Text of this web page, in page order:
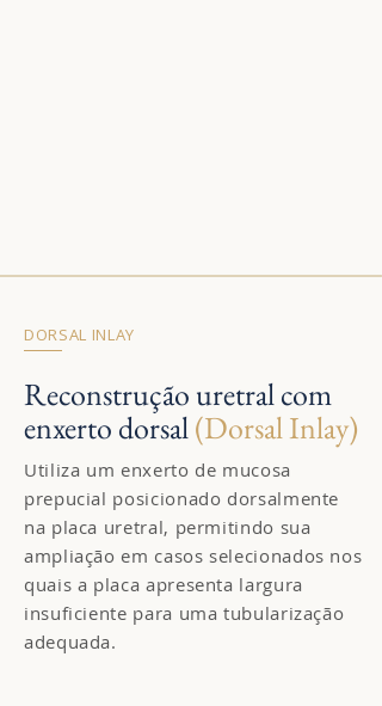
DORSAL INLAY
Reconstrução uretral com
enxerto dorsal(Dorsal Inlay)
Utiliza um enxerto de mucosa
prepucial posicionado dorsalmente
na placa uretral, permitindo sua
ampliação em casos selecionados nos
quais a placa apresenta largura
insuficiente para uma tubularização
adequada.